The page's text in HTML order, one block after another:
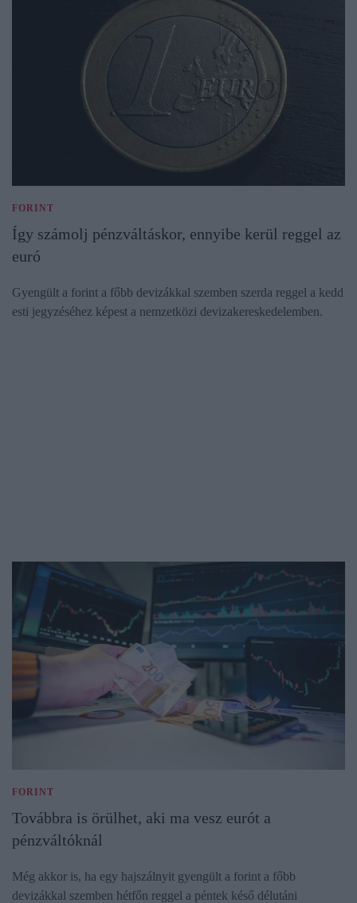
FORINT
Így számolj pénzváltáskor, ennyibe kerül reggel az
euró
Gyengült a forint a főbb devizákkal szemben szerda reggel a kedd
esti jegyzéséhez képest a nemzetközi devizakereskedelemben.
FORINT
Továbbra is örülhet, aki ma vesz eurót a
pénzváltóknál
Még akkor is, ha egy hajszálnyit gyengült a forint a főbb
devizákkal szemben hétfőn reggel a péntek késő délutáni